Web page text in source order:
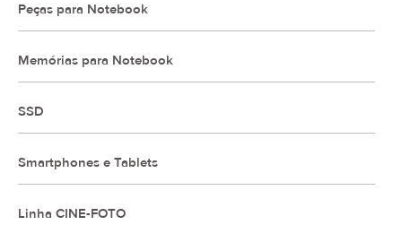
Peças para Notebook
Memórias para Notebook
SSD
Smartphones e Tablets
Linha CINE-FOTO